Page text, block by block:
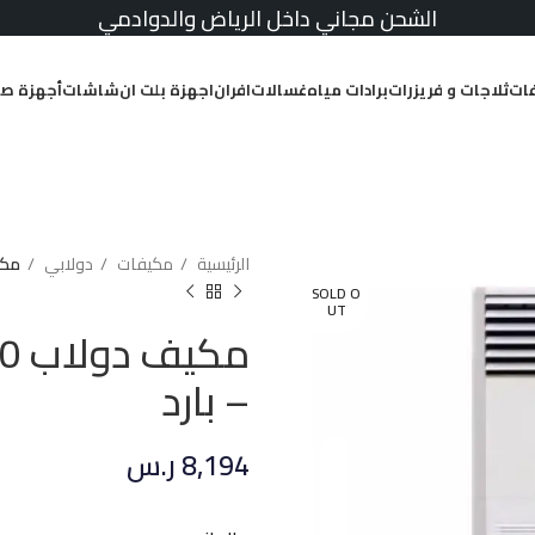
الشحن مجاني داخل الرياض والدوادمي
ثلاجات و فريزراتبرادات مياهغسالاتافراناجهزة بلت انشاشاتأجهزة
SOLD O
UT
الرئيسية مكيفات دولابي مكيف
– بارد
8,194ر.س